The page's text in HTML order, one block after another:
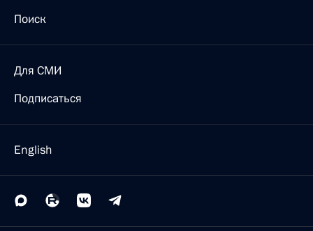
Поиск
Для СМИ
Подписаться
English